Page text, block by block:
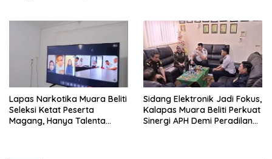
Lapas Narkotika Muara Beliti
Seleksi Ketat Peserta
Magang, Hanya Talenta
Sidang Elektronik Jadi Fokus,
Kalapas Muara Beliti Perkuat
Sinergi APH Demi Peradilan